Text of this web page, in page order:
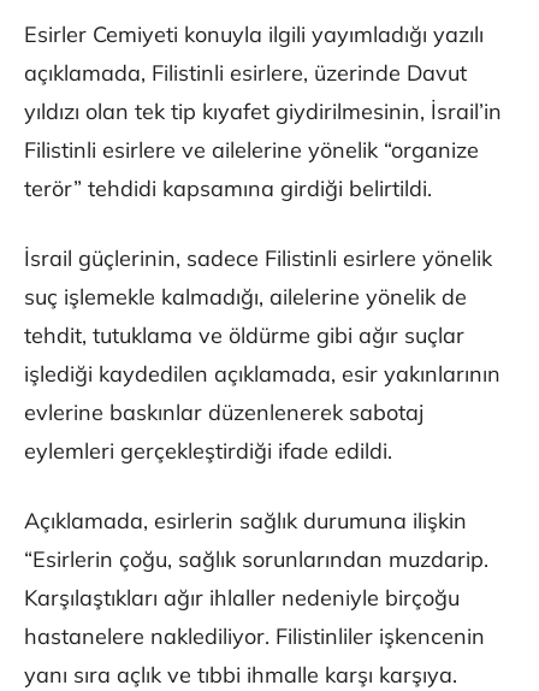
Esirler Cemiyeti konuyla ilgili yayımladığı yazılı
açıklamada, Filistinli esirlere, üzerinde Davut
yıldızı olan tek tip kıyafet giydirilmesinin, İsrail’in
Filistinli esirlere ve ailelerine yönelik “organize
terör” tehdidi kapsamına girdiği belirtildi.
İsrail güçlerinin, sadece Filistinli esirlere yönelik
suç işlemekle kalmadığı, ailelerine yönelik de
tehdit, tutuklama ve öldürme gibi ağır suçlar
işlediği kaydedilen açıklamada, esir yakınlarının
evlerine baskınlar düzenlenerek sabotaj
eylemleri gerçekleştirdiği ifade edildi.
Açıklamada, esirlerin sağlık durumuna ilişkin
“Esirlerin çoğu, sağlık sorunlarından muzdarip.
Karşılaştıkları ağır ihlaller nedeniyle birçoğu
hastanelere naklediliyor. Filistinliler işkencenin
yanı sıra açlık ve tıbbi ihmalle karşı karşıya.